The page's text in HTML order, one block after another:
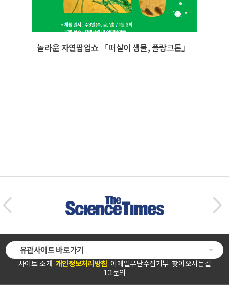
놀라운 자연팝업쇼 「떠살이 생물, 플랑크톤」
사이트 소개 개인정보처리방침 이메일무단수집거부 찾아오시는길
1:1문의
유관사이트 바로가기